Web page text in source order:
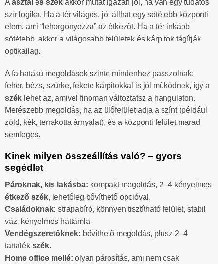
A asztal és szék akkor mutat igazán jól, ha van egy tudatos
színlogika. Ha a tér világos, jól állhat egy sötétebb központi
elem, ami “lehorgonyozza” az étkezőt. Ha a tér inkább
sötétebb, akkor a világosabb felületek és kárpitok tágítják
optikailag.
A fa hatású megoldások szinte mindenhez passzolnak:
fehér, bézs, szürke, fekete kárpitokkal is jól működnek, így a
szék lehet az, amivel finoman változtatsz a hangulaton.
Merészebb megoldás, ha az ülőfelület adja a színt (például
zöld, kék, terrakotta árnyalat), és a központi felület marad
semleges.
Kinek milyen összeállítás való? – gyors
segédlet
Pároknak, kis lakásba: kompakt megoldás, 2–4 kényelmes
étkező szék, lehetőleg bővíthető opcióval.
Családoknak: strapabíró, könnyen tisztítható felület, stabil
váz, kényelmes háttámla.
Vendégszeretőknek: bővíthető megoldás, plusz 2–4
tartalék szék.
Home office mellé: olyan párosítás, ami nem csak